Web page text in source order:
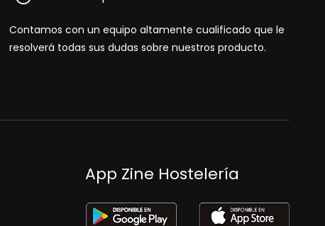
Contamos con un equipo altamente cualificado que le
resolverá todas sus dudas sobre nuestros producto.
App Zine Hostelería